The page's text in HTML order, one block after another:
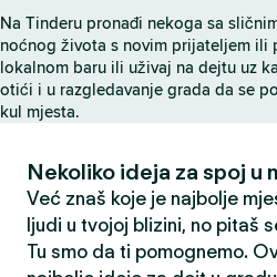
c
a
Na Tinderu pronađi nekoga sa
noćnog života s novim prijateljem
lokalnom baru ili uživaj na dejtu uz
otići i u razgledavanje grada da se
kul mjesta.
Nekoliko ideja za spoj u
Već znaš koje je najbolje
ljudi u tvojoj blizini, no pitaš
Tu smo da ti pomognemo.